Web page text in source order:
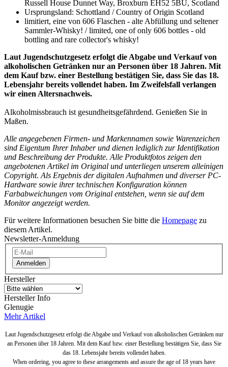
Russell House Dunnet Way, Broxburn EH52 5BU, Scotland
Ursprungsland: Schottland / Country of Origin Scotland
limitiert, eine von 606 Flaschen - alte Abfüllung und seltener
Sammler-Whisky! / limited, one of only 606 bottles - old
bottling and rare collector's whisky!
Laut Jugendschutzgesetz erfolgt die Abgabe und Verkauf von
alkoholischen Getränken nur an Personen über 18 Jahren. Mit
dem Kauf bzw. einer Bestellung bestätigen Sie, dass Sie das 18.
Lebensjahr bereits vollendet haben. Im Zweifelsfall verlangen
wir einen Altersnachweis.
Alkoholmissbrauch ist gesundheitsgefährdend. Genießen Sie in
Maßen.
Alle angegebenen Firmen- und Markennamen sowie Warenzeichen
sind Eigentum Ihrer Inhaber und dienen lediglich zur Identifikation
und Beschreibung der Produkte. Alle Produktfotos zeigen den
angebotenen Artikel im Original und unterliegen unserem alleinigen
Copyright. Als Ergebnis der digitalen Aufnahmen und diverser PC-
Hardware sowie ihrer technischen Konfiguration können
Farbabweichungen vom Original entstehen, wenn sie auf dem
Monitor angezeigt werden.
Für weitere Informationen besuchen Sie bitte die Homepage zu
diesem Artikel.
Newsletter-Anmeldung
Anmelden
Hersteller
Hersteller Info
Glenugie
Mehr Artikel
Laut Jugendschutzgesetz erfolgt die Abgabe und Verkauf von alkoholischen Getränken nur
an Personen über 18 Jahren. Mit dem Kauf bzw. einer Bestellung bestätigen Sie, dass Sie
das 18. Lebensjahr bereits vollendet haben.
When ordering, you agree to these arrangements and assure the age of 18 years have